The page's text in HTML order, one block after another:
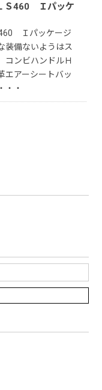
460 Ｉパッケ
Ｉパッケージ
装備ないようはス
コンビハンドルＨ
エアーシートバッ
・・